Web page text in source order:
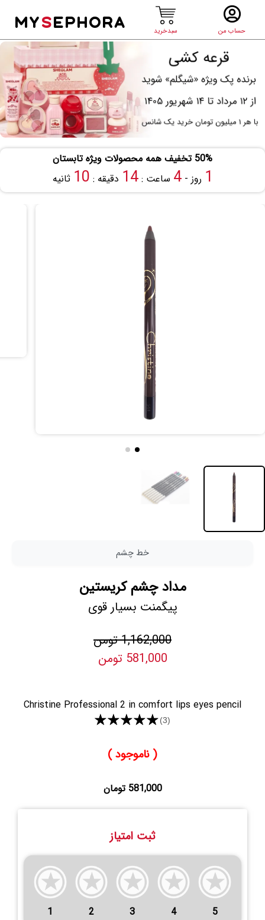
حساب من سبدخرید
MYSEPHORA
50% تخفیف همه محصولات ویژه تابستان
1روز -4ساعت :14دقیقه :9 ثانیه
خط چشم
مداد چشم کریستین
پیگمنت بسیار قوی
1,162,000 تومن
581,000 تومن
Christine Professional 2 in comfort lips eyes pencil
★★★★★(3)
( ناموجود )
581,000 تومان
ثبت امتیاز
1 2 3 4 5